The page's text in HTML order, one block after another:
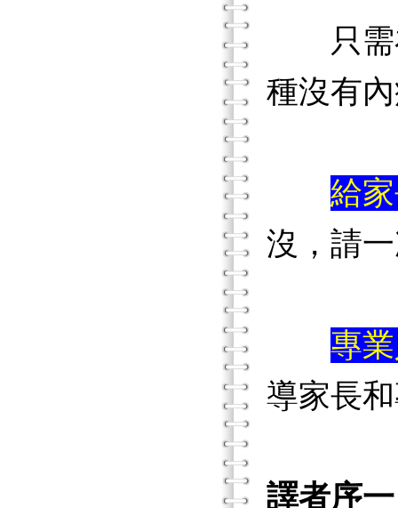
只需在
種沒有
給
沒，請
專
導家長
譯者序一